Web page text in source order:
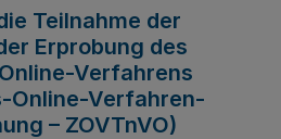
Teilnahme der
Erprobung des
Verfahrens
Online-Verfahren-
– ZOVTnVO)